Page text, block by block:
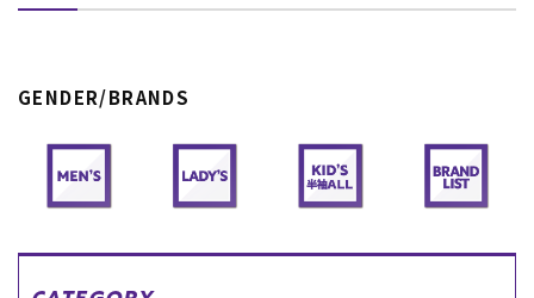
ファッションTOP
スノーTOP
GENDER/BRANDS